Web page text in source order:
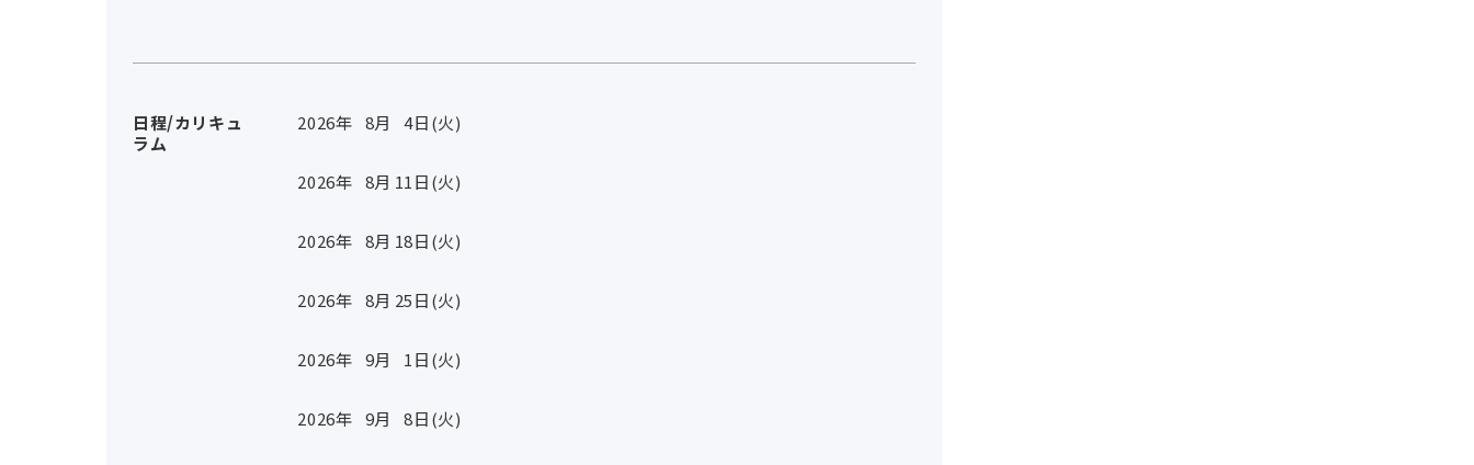
日程/カリキュ
ラム
2026年 8月 4日(火)
2026年 8月 11 日(火)
2026年 8月 18日(火)
2026年 8月 25日(火)
2026年 9月 1 日(火)
2026年 9月 8日(火)